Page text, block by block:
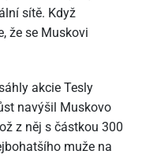
sítě. Když
že se Muskovi
akcie Tesly
navýšil Muskovo
z něj s částkou 300
muže na